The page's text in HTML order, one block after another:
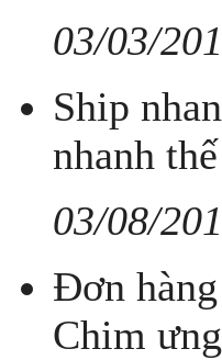
03/03/
Ship
nhanh
03/08/
Đơn
Chim